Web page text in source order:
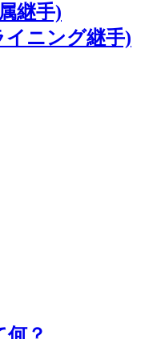
継手)
イニング継手)